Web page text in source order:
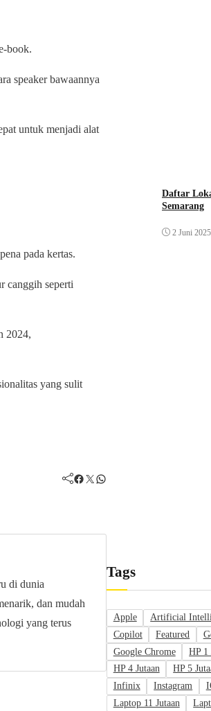
book.
speaker bawaannya
untuk menjadi alat
pada kertas.
canggih seperti
2024,
yang sulit
Facebook Twitter WhatsApp
di dunia
dan mudah
yang terus
Daftar
Semarang
2 Juni 2025
Tags
Apple Artificial
Copilot
Featured
Google Chrome
HP 1
HP 4 Jutaan
HP 5
Infinix
Instagram
Laptop 11 Jutaan